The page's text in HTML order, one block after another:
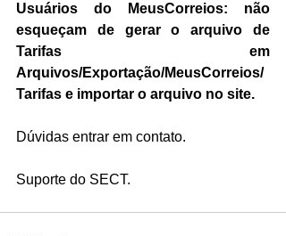
Usuários do MeusCorreios: não
esqueçam de gerar o arquivo de
Tarifas em
Arquivos/Exportação/MeusCorreios/
Tarifas e importar o arquivo no site.
Dúvidas entrar em contato.
Suporte do SECT.